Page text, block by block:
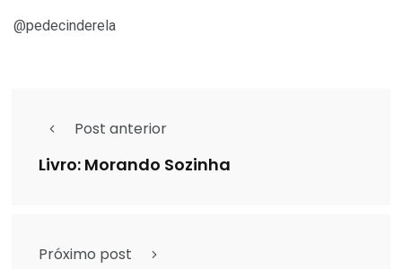
@pedecinderela
Post anterior
Livro: Morando Sozinha
Próximo post